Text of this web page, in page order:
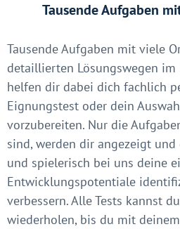
Tausende Aufgaben
Tausende Aufgaben mit viele
detaillierten Lösungswegen
helfen dir dabei dich fachlich
Eignungstest oder dein
vorzubereiten. Nur die
sind, werden dir angezeigt
und spielerisch bei uns deine
Entwicklungspotentiale
verbessern. Alle Tests kannst
wiederholen, bis du mit